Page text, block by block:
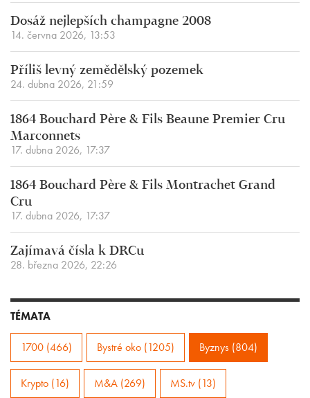
Dosáž nejlepších champagne 2008
14. června 2026, 13:53
Příliš levný zemědělský pozemek
24. dubna 2026, 21:59
1864 Bouchard Père & Fils Beaune Premier Cru
Marconnets
17. dubna 2026, 17:37
1864 Bouchard Père & Fils Montrachet Grand
Cru
17. dubna 2026, 17:37
Zajímavá čísla k DRCu
28. března 2026, 22:26
TÉMATA
1700 (466) Bystré oko (1205) Byznys (804)
Krypto (16) M&A (269) MS.tv (13)